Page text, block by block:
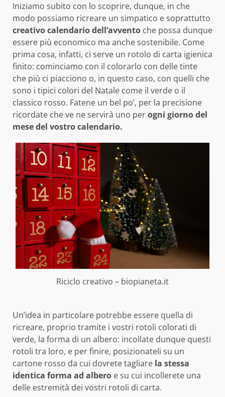
Iniziamo subito con lo scoprire, dunque, in che
modo possiamo ricreare un simpatico e soprattutto
creativo calendario dell’avvento che possa dunque
essere più economico ma anche sostenibile. Come
prima cosa, infatti, ci serve un rotolo di carta igienica
finito: cominciamo con il colorarlo con delle tinte
che più ci piacciono o, in questo caso, con quelli che
sono i tipici colori del Natale come il verde o il
classico rosso. Fatene un bel po’, per la precisione
ricordate che ve ne servirà uno perogni giorno del
mese del vostro calendario.
Riciclo creativo – biopianeta.it
Un’idea in particolare potrebbe essere quella di
ricreare, proprio tramite i vostri rotoli colorati di
verde, la forma di un albero: incollate dunque questi
rotoli tra loro, e per finire, posizionateli su un
cartone rosso da cui dovrete tagliare la stessa
identica forma ad albero e su cui incollerete una
delle estremità dei vostri rotoli di carta.